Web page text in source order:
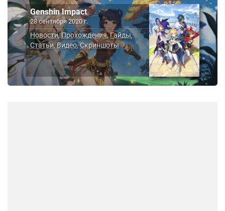
Genshin Impact
28 сентября 2020 г.
Новости,Прохождения,Гайды,
Статьи,Видео,Скриншоты